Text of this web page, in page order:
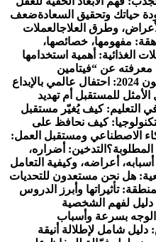
ضعف
وطرق العلاجالعملات
مفهومها، خصائصها،
الغذائية: أهمية استخدامها
معرفته عن “فيتامين
مهرجان قطر الدولي للفنون 2024: احتفال عالمي بالإبداع
للمستقبل أم تهديد
التعليم: كيف يُغيّر مستقبل
كيف نحافظ على
الاصطناعي ومستقبل العمل:
التدخين: أضراره،
أسبابه، أعراضه، وكيفية التعامل
هل نحن مستعدون للتحديات
تأثيراتها وأبرز الدروس
لفهم الشخصية
بسرعة وأسباب
دليل شامل لإطلالة أنيقة